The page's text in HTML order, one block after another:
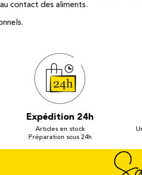
contact des aliments.
Expédition 24h
Articles en stock
Préparation sous 24h